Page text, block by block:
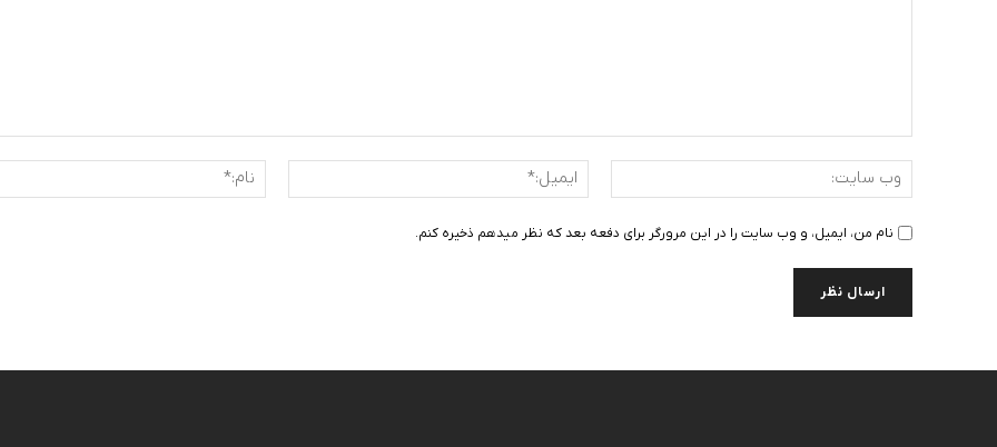
ایمیل:*
سایت:
نام من، ایمیل، و وب سایت را در این مرورگر برای دفعه بعد که نظر میدهم ذخیره کنم.